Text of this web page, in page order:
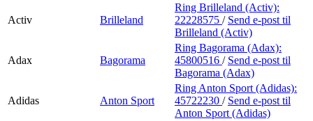
Activ Brilleland
Ring Brilleland (Activ):
22228575 / Send e-post til
Brilleland (Activ)
Adax Bagorama
Ring Bagorama (Adax):
45800516 / Send e-post til
Bagorama (Adax)
Adidas Anton Sport
Ring Anton Sport (Adidas):
45722230 / Send e-post til
Anton Sport (Adidas)